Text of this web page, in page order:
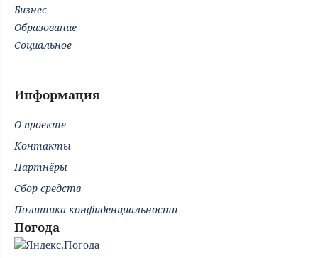
Бизнес
Образование
Социальное
Информация
О проекте
Контакты
Партнёры
Сбор средств
Политика конфиденциальности
Погода